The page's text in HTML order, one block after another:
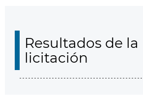
Resultados de la
licitación